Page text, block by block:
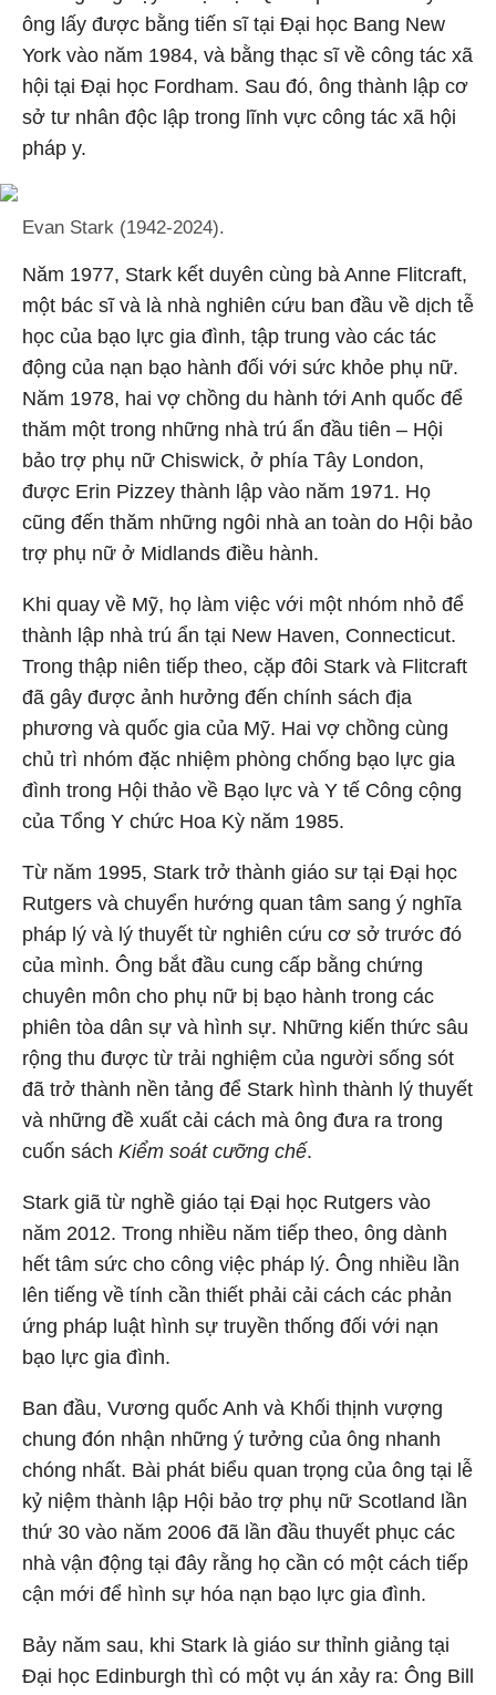
ông lấy được bằng tiến sĩ tại Đại học Bang New
York vào năm 1984, và bằng thạc sĩ về công tác xã
hội tại Đại học Fordham. Sau đó, ông thành lập cơ
sở tư nhân độc lập trong lĩnh vực công tác xã hội
pháp y.
Evan Stark (1942-2024).
Năm 1977, Stark kết duyên cùng bà Anne Flitcraft,
một bác sĩ và là nhà nghiên cứu ban đầu về dịch tễ
học của bạo lực gia đình, tập trung vào các tác
động của nạn bạo hành đối với sức khỏe phụ nữ.
Năm 1978, hai vợ chồng du hành tới Anh quốc để
thăm một trong những nhà trú ẩn đầu tiên – Hội
bảo trợ phụ nữ Chiswick, ở phía Tây London,
được Erin Pizzey thành lập vào năm 1971. Họ
cũng đến thăm những ngôi nhà an toàn do Hội bảo
trợ phụ nữ ở Midlands điều hành.
Khi quay về Mỹ, họ làm việc với một nhóm nhỏ để
thành lập nhà trú ẩn tại New Haven, Connecticut.
Trong thập niên tiếp theo, cặp đôi Stark và Flitcraft
đã gây được ảnh hưởng đến chính sách địa
phương và quốc gia của Mỹ. Hai vợ chồng cùng
chủ trì nhóm đặc nhiệm phòng chống bạo lực gia
đình trong Hội thảo về Bạo lực và Y tế Công cộng
của Tổng Y chức Hoa Kỳ năm 1985.
Từ năm 1995, Stark trở thành giáo sư tại Đại học
Rutgers và chuyển hướng quan tâm sang ý nghĩa
pháp lý và lý thuyết từ nghiên cứu cơ sở trước đó
của mình. Ông bắt đầu cung cấp bằng chứng
chuyên môn cho phụ nữ bị bạo hành trong các
phiên tòa dân sự và hình sự. Những kiến thức sâu
rộng thu được từ trải nghiệm của người sống sót
đã trở thành nền tảng để Stark hình thành lý thuyết
và những đề xuất cải cách mà ông đưa ra trong
cuốn sách Kiểm soát cưỡng chế.
Stark giã từ nghề giáo tại Đại học Rutgers vào
năm 2012. Trong nhiều năm tiếp theo, ông dành
hết tâm sức cho công việc pháp lý. Ông nhiều lần
lên tiếng về tính cần thiết phải cải cách các phản
ứng pháp luật hình sự truyền thống đối với nạn
bạo lực gia đình.
Ban đầu, Vương quốc Anh và Khối thịnh vượng
chung đón nhận những ý tưởng của ông nhanh
chóng nhất. Bài phát biểu quan trọng của ông tại lễ
kỷ niệm thành lập Hội bảo trợ phụ nữ Scotland lần
thứ 30 vào năm 2006 đã lần đầu thuyết phục các
nhà vận động tại đây rằng họ cần có một cách tiếp
cận mới để hình sự hóa nạn bạo lực gia đình.
Bảy năm sau, khi Stark là giáo sư thỉnh giảng tại
Đại học Edinburgh thì có một vụ án xảy ra: Ông Bill